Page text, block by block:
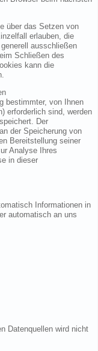
über das Setzen von
erlauben, die
ausschließen
Schließen des
kann die
bestimmter, von Ihnen
erforderlich sind, werden
Der
der Speicherung von
Bereitstellung seiner
Analyse Ihres
in dieser
Informationen in
automatisch an uns
Datenquellen wird nicht